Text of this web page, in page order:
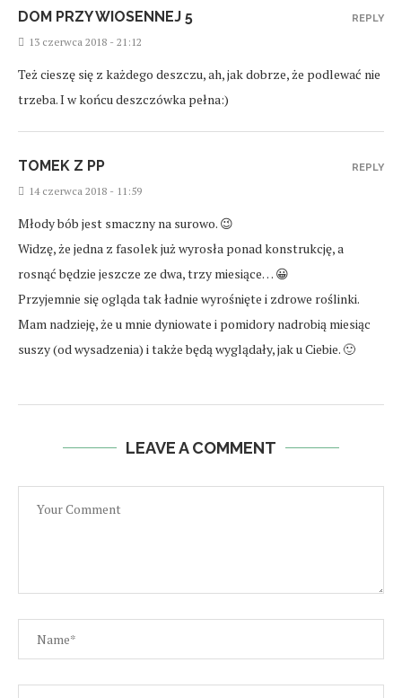
DOM PRZY WIOSENNEJ 5
13 czerwca 2018 - 21:12
Też cieszę się z każdego deszczu, ah, jak dobrze, że podlewać nie
trzeba. I w końcu deszczówka pełna:)
REPLY
TOMEK Z PP
14 czerwca 2018 - 11:59
Młody bób jest smaczny na surowo. 😉
Widzę, że jedna z fasolek już wyrosła ponad konstrukcję, a
rosnąć będzie jeszcze ze dwa, trzy miesiące… 😀
Przyjemnie się ogląda tak ładnie wyrośnięte i zdrowe roślinki.
Mam nadzieję, że u mnie dyniowate i pomidory nadrobią miesiąc
suszy (od wysadzenia) i także będą wyglądały, jak u Ciebie. 🙂
REPLY
LEAVE A COMMENT